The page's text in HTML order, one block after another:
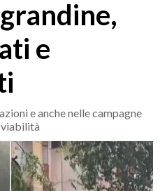
e
e anche nelle campagne